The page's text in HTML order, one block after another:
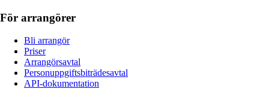
För arrangörer
Bli arrangör
Priser
Arrangörsavtal
Personuppgiftsbiträdesavtal
API-dokumentation